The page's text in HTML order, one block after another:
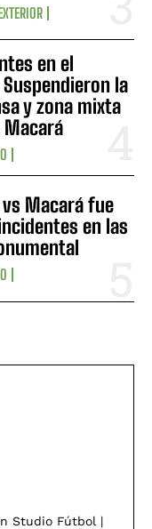
en el
la
y zona mixta
Macará
vs Macará fue
en las
Studio Fútbol |